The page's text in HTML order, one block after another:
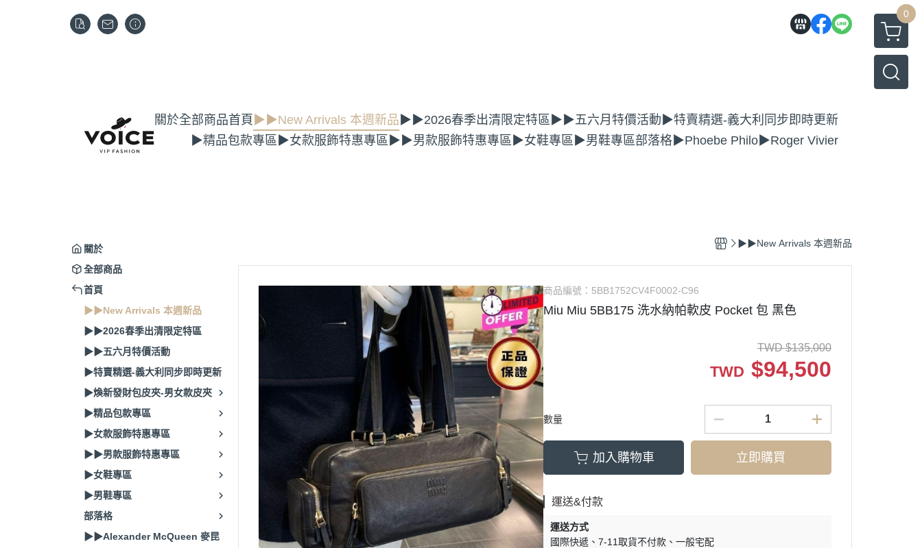
0
關於全部商品首頁 ▶▶New Arrivals 本週新品 ▶▶2026春季出清限定特區 ▶▶五六月特價活動 ▶特賣精選-義大利同步即時更新
▶精品包款專區 ▶女款服飾特惠專區 ▶▶男款服飾特惠專區 ▶女鞋專區 ▶男鞋專區部落格 ▶Phoebe Philo ▶Roger Vivier
關於
全部商品
首頁
▶▶New Arrivals 本週新品
▶▶2026春季出清限定特區
▶▶五六月特價活動
▶特賣精選-義大利同步即時更新
▶煥新發財包皮夾-男女款皮夾
▶精品包款專區
▶女款服飾特惠專區
▶▶男款服飾特惠專區
▶女鞋專區
▶男鞋專區
部落格
▶▶Alexander McQueen 麥昆
▶▶New Arrivals 本週新品
商品編號： 5BB1752CV4F0002-C96
Miu Miu 5BB175 洗水納帕軟皮 Pocket 包 黑色
TWD $135,000
TWD $94,500
數量
加入購物車 立即購買
運送&付款
運送方式
國際快遞
7-11取貨不付款
一般宅配